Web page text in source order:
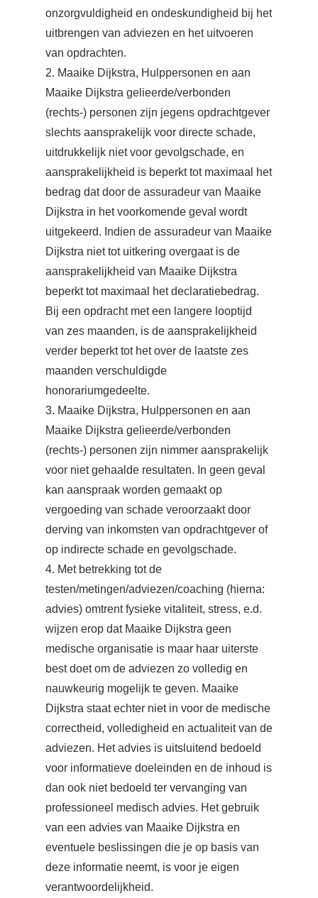
onzorgvuldigheid en ondeskundigheid bij het
uitbrengen van adviezen en het uitvoeren
van opdrachten.
2. Maaike Dijkstra, Hulppersonen en aan
Maaike Dijkstra gelieerde/verbonden
(rechts-) personen zijn jegens opdrachtgever
slechts aansprakelijk voor directe schade,
uitdrukkelijk niet voor gevolgschade, en
aansprakelijkheid is beperkt tot maximaal het
bedrag dat door de assuradeur van Maaike
Dijkstra in het voorkomende geval wordt
uitgekeerd. Indien de assuradeur van Maaike
Dijkstra niet tot uitkering overgaat is de
aansprakelijkheid van Maaike Dijkstra
beperkt tot maximaal het declaratiebedrag.
Bij een opdracht met een langere looptijd
van zes maanden, is de aansprakelijkheid
verder beperkt tot het over de laatste zes
maanden verschuldigde
honorariumgedeelte.
3. Maaike Dijkstra, Hulppersonen en aan
Maaike Dijkstra gelieerde/verbonden
(rechts-) personen zijn nimmer aansprakelijk
voor niet gehaalde resultaten. In geen geval
kan aanspraak worden gemaakt op
vergoeding van schade veroorzaakt door
derving van inkomsten van opdrachtgever of
op indirecte schade en gevolgschade.
4. Met betrekking tot de
testen/metingen/adviezen/coaching (hierna:
advies) omtrent fysieke vitaliteit, stress, e.d.
wijzen erop dat Maaike Dijkstra geen
medische organisatie is maar haar uiterste
best doet om de adviezen zo volledig en
nauwkeurig mogelijk te geven. Maaike
Dijkstra staat echter niet in voor de medische
correctheid, volledigheid en actualiteit van de
adviezen. Het advies is uitsluitend bedoeld
voor informatieve doeleinden en de inhoud is
dan ook niet bedoeld ter vervanging van
professioneel medisch advies. Het gebruik
van een advies van Maaike Dijkstra en
eventuele beslissingen die je op basis van
deze informatie neemt, is voor je eigen
verantwoordelijkheid.